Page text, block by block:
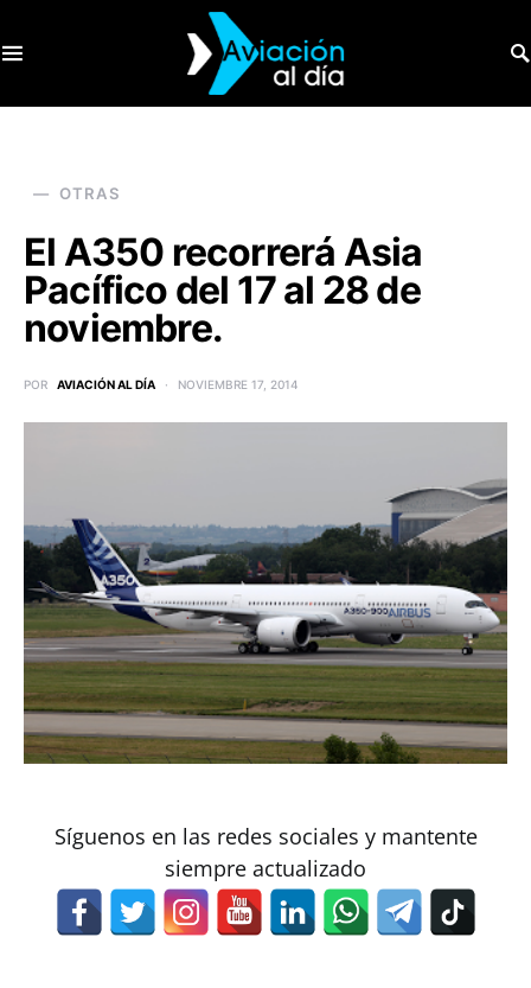
OTRAS
El A350 recorrerá Asia
Pacífico del 17 al 28 de
noviembre.
POR AVIACIÓN AL DÍA NOVIEMBRE 17, 2014
Síguenos en las redes sociales y mantente
siempre actualizado